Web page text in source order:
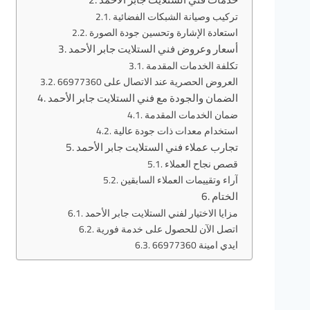
تركيب وصيانة الشبكات الفضائية
استعادة الإشارة وتحسين جودة الصورة
أسعار وعروض فني الستلايت جابر الأحمد
تكلفة الخدمات المقدمة
العروض الحصرية عند الاتصال على 66977360
الضمان والجودة مع فني الستلايت جابر الأحمد
ضمان الخدمات المقدمة
استخدام معدات ذات جودة عالية
تجارب عملاء فني الستلايت جابر الأحمد
قصص نجاح العملاء
آراء وتقييمات العملاء السابقين
الختام
مزايا الاختيار لفني الستلايت جابر الأحمد
اتصل الآن للحصول على خدمة فورية
ايدي امينة 66977360